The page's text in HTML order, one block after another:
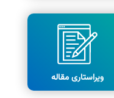
ویراستاری مقاله